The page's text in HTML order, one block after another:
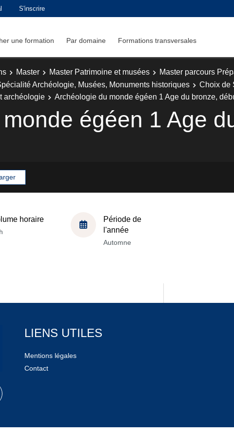
S'inscrire
une formation Par domaine Formations transversales
Master Master Patrimoine et musées
Master parcours
Archéologie, Musées, Monuments historiques
Choix de
archéologie
Archéologie du monde égéen 1 Age du bronze,
égéen 1 Age
horaire
Période de
l'année
Automne
LIENS UTILES
Mentions légales
Contact